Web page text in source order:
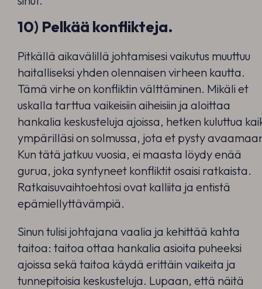
10) Pelkää konflikteja.
Pitkällä aikavälillä johtamisesi vaikutus muuttuu
haitalliseksi yhden olennaisen virheen kautta.
Tämä virhe on konfliktin välttäminen. Mikäli et
uskalla tarttua vaikeisiin aiheisiin ja aloittaa
hankalia keskusteluja ajoissa, hetken kuluttua
ympärilläsi on solmussa, jota et pysty
Kun tätä jatkuu vuosia, ei maasta löydy enää
gurua, joka syntyneet konfliktit osaisi ratkaista.
Ratkaisuvaihtoehtosi ovat kalliita ja entistä
epämiellyttävämpiä.
Sinun tulisi johtajana vaalia ja kehittää kahta
taitoa: taitoa ottaa hankalia asioita puheeksi
ajoissa sekä taitoa käydä erittäin vaikeita ja
tunnepitoisia keskusteluja. Lupaan, että näitä